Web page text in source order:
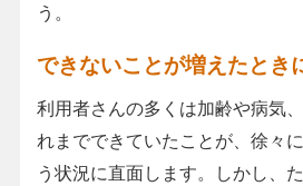
う。
できないことが増えたとき
利用者さんの多くは加齢や病気
れまでできていたことが、徐々
う状況に直面します。しかし、